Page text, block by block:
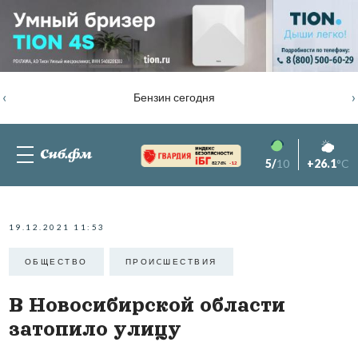
Бензин сегодня
‹ ›
82.76% -1.2 5/10 +26.1°C
19.12.2021 11:53
ОБЩЕСТВО ПРОИCШЕСТВИЯ
В Новосибирской области
затопило улицу